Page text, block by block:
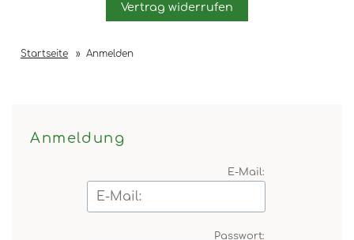
Vertrag widerrufen
Startseite » Anmelden
Anmeldung
E-Mail:
Passwort: